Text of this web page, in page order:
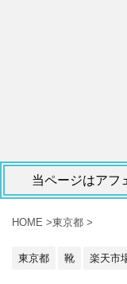
当ページはアフ
HOME >東京都 >
東京都 靴 楽天市